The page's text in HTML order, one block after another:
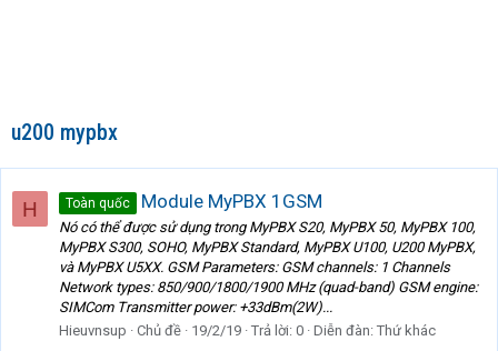
u200 mypbx
H Toàn quốc Module MyPBX 1GSM
Nó có thể được sử dụng trong MyPBX S20, MyPBX 50, MyPBX 100,
MyPBX S300, SOHO, MyPBX Standard, MyPBX U100, U200 MyPBX,
và MyPBX U5XX. GSM Parameters: GSM channels: 1 Channels
Network types: 850/900/1800/1900 MHz (quad-band) GSM engine:
SIMCom Transmitter power: +33dBm(2W)...
Hieuvnsup
Chủ đề 19/2/19 Trả lời: 0 Diễn đàn: Thứ khác